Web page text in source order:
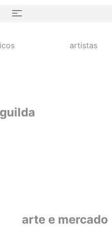
artistas
arte e mercado